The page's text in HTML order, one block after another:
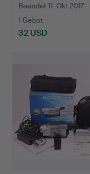
STANDBLEND…
Beendet 11. Okt 2017
1 Gebot
32 USD